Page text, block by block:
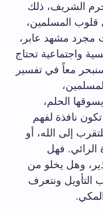
الشريف، ذلك
قلوب المسلمين،
مجرد مشهد عابر،
واجتماعية تحتاج
معاً في تفسير
الحلم،
نافذة لفهم
إلى الله، أو
الرائي. فهل
وهل يخلو من
التأويل ونتعرف